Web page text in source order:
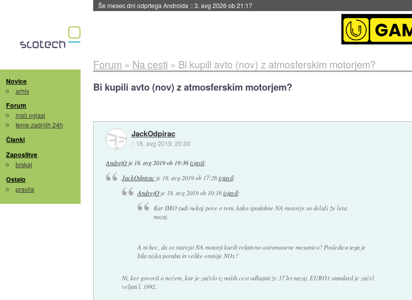
Še mesec dni odprtega Androida ::3. avg 2026 ob 21:17
Novice
arhiv
Forum
mali oglasi
teme zadnjih 24h
Članki
Zaposlitve
brskaj
Ostalo
pravila
Forum » Na cesti » Bi kupili avto (nov) z atmosferskim motorjem?
Bi kupili avto (nov) z atmosferskim motorjem?
JackOdpirac
:: 18. avg 2019, 20:30
AndrejO je 18. avg 2019 ob 19:36 izjavil:
JackOdpirac je 18. avg 2019 ob 17:26 izjavil:
AndrejOje 18. avg 2019 ob 10:16izjavil:
Kar IMO tudi nekaj pove o tem, kako spodobne NA motorje so delali že leta
nazaj.
A ni hec, da so starejsi NA motorji kurili relativno osiromasene mesanico? Posledica tega je
bila nizka poraba in velike emisije NOx?
Ni, ker govoriš o nečem, kar je začelo iz naših cest odhajati že 37 let nazaj. EURO1 standard je začel
veljati l. 1992.